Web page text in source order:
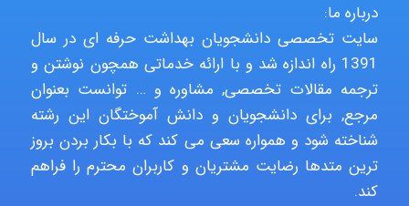
درباره ما:
سایت تخصصی دانشجویان بهداشت حرفه ای در سال
1391 راه اندازه شد و با ارائه خدماتی همچون نوشتن و
ترجمه مقالات تخصصی, مشاوره و … توانست بعنوان
مرجع, برای دانشجویان و دانش آموختگان این رشته
شناخته شود و همواره سعی می کند که با بکار بردن بروز
ترین متدها رضایت مشتریان و کاربران محترم را فراهم
کند.